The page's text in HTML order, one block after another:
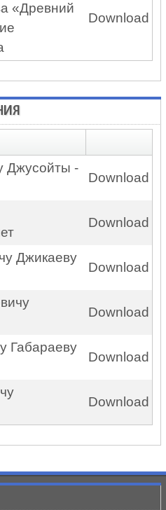
«Древний
Download
Джусойты -
Download
Download
Джикаеву
Download
Download
Габараеву
Download
Download